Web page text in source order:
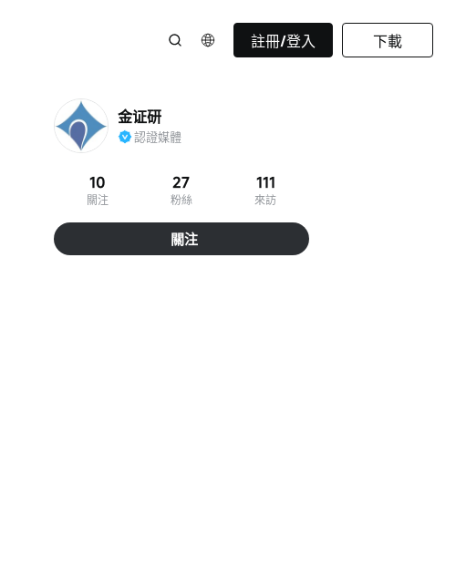
註冊/登入 下載
金证研
認證媒體
10
關注
27
粉絲
111
來訪
關注